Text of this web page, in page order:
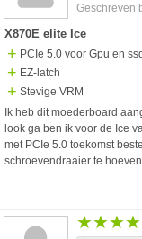
Geschreven
X870E elite Ice
PCIe 5.0 voor Gpu en ssd
EZ-latch
Stevige VRM
Ik heb dit moederboard
look ga ben ik voor de Ice
met PCIe 5.0 toekomst
schroevendraaier te